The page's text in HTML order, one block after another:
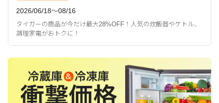
2026/06/18〜08/16
タイガーの商品が今だけ最大28%OFF！人気の炊飯器やケトル、
調理家電がおトクに！